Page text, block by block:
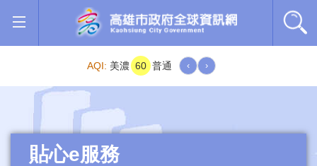
跳到主要內容區塊
AQI: 美濃 60 普通 ‹ ›
貼心e服務